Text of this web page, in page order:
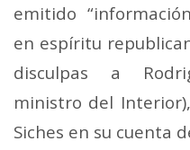
emitido
en espíritu
disculpas a
ministro del
Siches en su cuenta